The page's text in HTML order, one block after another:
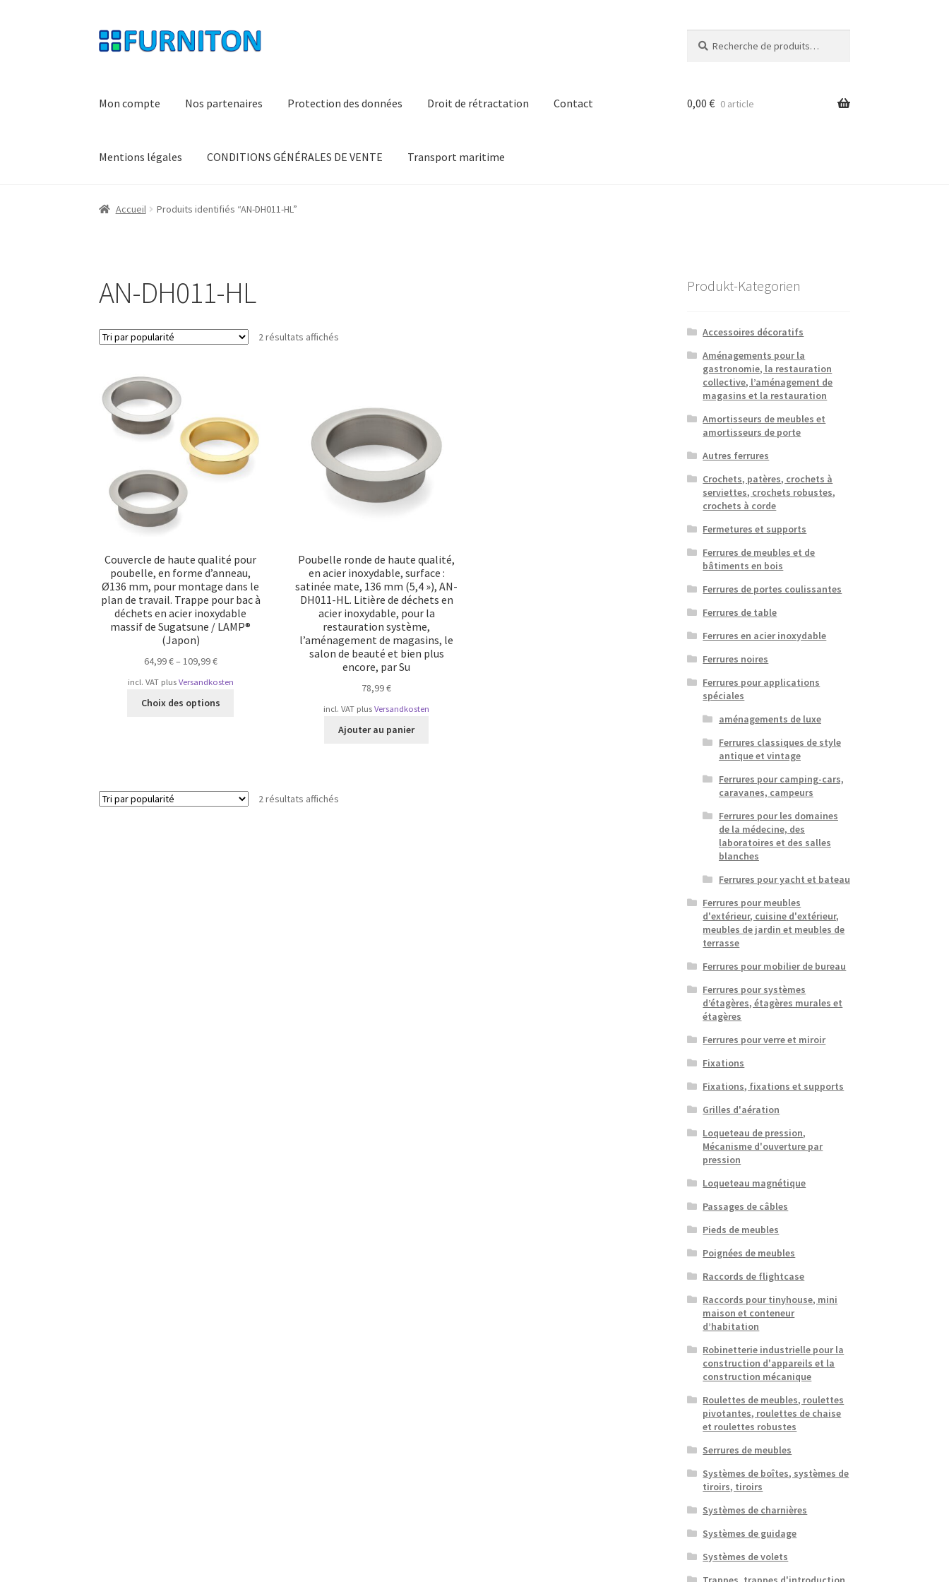
Aller
à
Aller
au
pour :
Mon compte Nos partenaires Protection des données Droit de rétractation Contact
Mentions légales CONDITIONS GÉNÉRALES DE VENTE Transport maritime
0,00 € 0 article
Accueil Produits identifiés “AN-DH011-HL”
AN-DH011-HL
2 résultats affichés
Couvercle de haute qualité pour
poubelle, en forme d’anneau,
Ø136 mm, pour montage dans le
plan de travail. Trappe pour bac à
déchets en acier inoxydable
massif de Sugatsune / LAMP®
(Japon)
64,99€– 109,99€
incl. VAT plus Versandkosten
Choix des options
options
peuvent
Poubelle ronde de haute qualité,
en acier inoxydable, surface :
satinée mate, 136 mm (5,4 »), AN-
DH011-HL. Litière de déchets en
acier inoxydable, pour la
restauration système,
l’aménagement de magasins, le
salon de beauté et bien plus
encore, par Su
78,99€
incl. VAT plusVersandkosten
Ajouter au panier
2 résultats affichés
Produkt-Kategorien
Accessoires décoratifs
Aménagements pour la
gastronomie, la restauration
collective, l’aménagement de
magasins et la restauration
Amortisseurs de meubles et
amortisseurs de porte
Autres ferrures
Crochets, patères, crochets à
serviettes, crochets robustes,
crochets à corde
Fermetures et supports
Ferrures de meubles et de
bâtiments en bois
Ferrures de portes coulissantes
Ferrures de table
Ferrures en acier inoxydable
Ferrures noires
Ferrures pour applications
spéciales
aménagements de luxe
Ferrures classiques de style
antique et vintage
Ferrures pour camping-cars,
caravanes, campeurs
Ferrures pour les domaines
de la médecine, des
laboratoires et des salles
blanches
Ferrures pour yacht et bateau
Ferrures pour meubles
d'extérieur, cuisine d'extérieur,
meubles de jardin et meubles de
terrasse
Ferrures pour mobilier de bureau
Ferrures pour systèmes
d’étagères, étagères murales et
étagères
Ferrures pour verre et miroir
Fixations
Fixations, fixations et supports
Grilles d'aération
Loqueteau de pression,
Mécanisme d'ouverture par
pression
Loqueteau magnétique
Passages de câbles
Pieds de meubles
Poignées de meubles
Raccords de flightcase
Raccords pour tinyhouse, mini
maison et conteneur
d’habitation
Robinetterie industrielle pour la
construction d'appareils et la
construction mécanique
Roulettes de meubles, roulettes
pivotantes, roulettes de chaise
et roulettes robustes
Serrures de meubles
Systèmes de boîtes, systèmes de
tiroirs, tiroirs
Systèmes de charnières
Systèmes de guidage
Systèmes de volets